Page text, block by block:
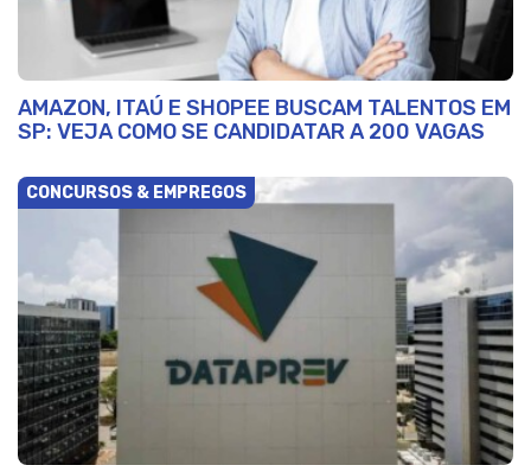
AMAZON, ITAÚ E SHOPEE BUSCAM TALENTOS EM
SP: VEJA COMO SE CANDIDATAR A 200 VAGAS
CONCURSOS & EMPREGOS